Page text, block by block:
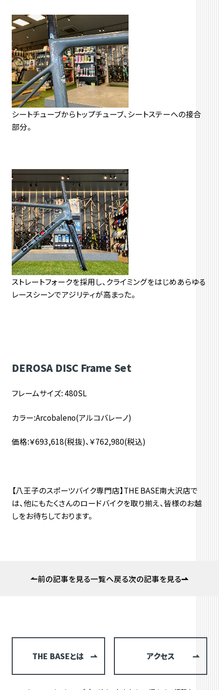
シートチューブからトップチューブ、シートステーへの接合
部分。
ストレートフォークを採用し、クライミングをはじめあらゆる
レースシーンでアジリティが高まった。
DEROSA DISC Frame Set
フレームサイズ: 480SL
カラー:Arcobaleno(アルコバレーノ)
価格:￥693,618(税抜)、￥762,980(税込)
【八王子のスポーツバイク専門店】THE BASE南大沢店で
は、他にもたくさんのロードバイクを取り揃え、皆様のお越
しをお待ちしております。
前の記事を見る一覧へ戻る次の記事を見る
THE BASEとは アクセス